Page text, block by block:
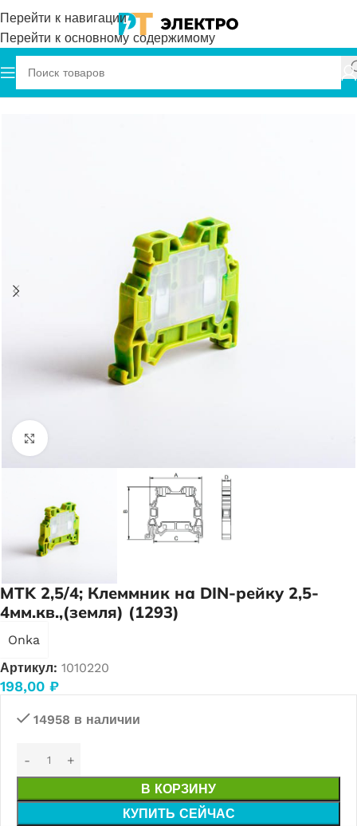
Перейти к навигации
Перейти к основному содержимому
Главная Onka Клеммы
Нажмите, чтобы увеличить
MTK 2,5/4; Клеммник на DIN-рейку 2,5-
4мм.кв.,(земля) (1293)
Onka
Артикул: 1010220
198,00 ₽
14958 в наличии
В КОРЗИНУ
КУПИТЬ СЕЙЧАС